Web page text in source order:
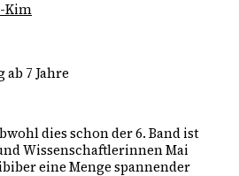
Kim
7 Jahre
dies schon der 6. Band ist
Wissenschaftlerinnen Mai
eine Menge spannender